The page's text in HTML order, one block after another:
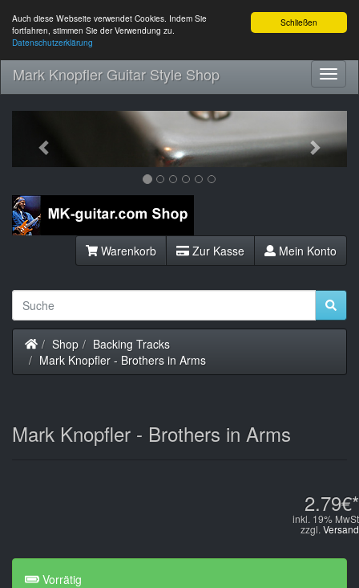
Schließen
Auch diese Webseite verwendet Cookies. Indem Sie
fortfahren, stimmen Sie der Verwendung zu.
Datenschutzerklärung
Mark Knopfler Guitar Style Shop
Warenkorb Zur Kasse Mein Konto
Startseite
Shop
Backing Tracks
Mark Knopfler - Brothers in Arms
Mark Knopfler - Brothers in Arms
2.79€*
inkl. 19% MwSt
zzgl. Versand
Vorrätig